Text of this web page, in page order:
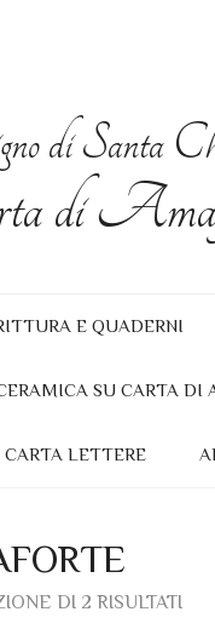
di Santa
di
E QUADERNI
SU CARTA DI
LETTERE
DI 2 RISULTATI